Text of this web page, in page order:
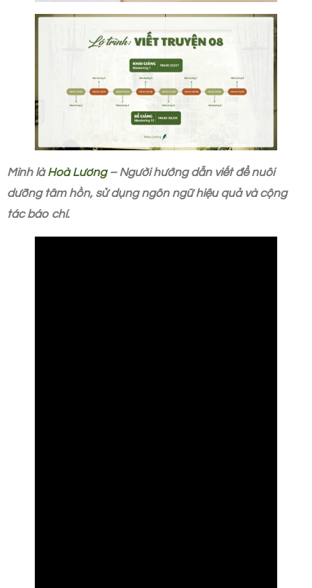
Mình làHoà Lương– Người hướng dẫn viết để nuôi
dưỡng tâm hồn, sử dụng ngôn ngữ hiệu quả và cộng
tác báo chí.